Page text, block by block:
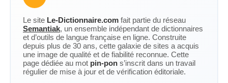
Le site Le-Dictionnaire.com fait partie du réseau
Semantiak, un ensemble indépendant de dictionnaires
et d’outils de langue française en ligne. Construite
depuis plus de 30 ans, cette galaxie de sites a acquis
une image de qualité et de fiabilité reconnue. Cette
page dédiée au mot pin-pon s’inscrit dans un travail
régulier de mise à jour et de vérification éditoriale.